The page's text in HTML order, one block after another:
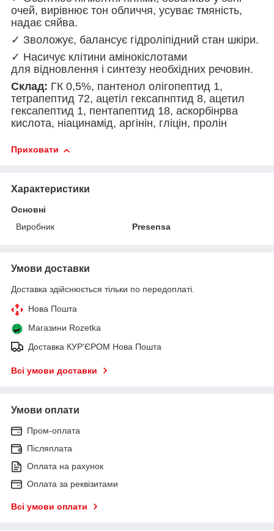
очей, вирівнює тон обличчя, усуває тмяність,
надає сяйва.
✓ Зволожує, балансує гідроліпідний стан шкіри.
✓ Насичує клітини амінокіслотами
для відновлення і синтезу необхідних речовин.
Склад: ГК 0,5%, пантенол олігопептид 1,
тетрапептид 72, ацетіл гексапнптид 8, ацетил
гексапептид 1, пентапептид 18, аскорбінрва
кислота, ніацинамід, аргінін, гліцін, пролін
Приховати
Характеристики
Основні
Виробник
Presensa
Умови доставки
Доставка здійснюється тільки по передоплаті.
Нова Пошта
Магазини Rozetka
Доставка КУР'ЄРОМ Нова Пошта
Всі умови доставки
Умови оплати
Пром-оплата
Післяплата
Оплата на рахунок
Оплата за реквізитами
Всі умови оплати